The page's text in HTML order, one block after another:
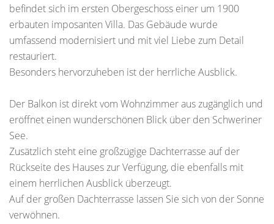
befindet sich im ersten Obergeschoss einer um 1900
erbauten imposanten Villa. Das Gebäude wurde
umfassend modernisiert und mit viel Liebe zum Detail
restauriert.
Besonders hervorzuheben ist der herrliche Ausblick.
Der Balkon ist direkt vom Wohnzimmer aus zugänglich und
eröffnet einen wunderschönen Blick über den Schweriner
See.
Zusätzlich steht eine großzügige Dachterrasse auf der
Rückseite des Hauses zur Verfügung, die ebenfalls mit
einem herrlichen Ausblick überzeugt.
Auf der großen Dachterrasse lassen Sie sich von der Sonne
verwöhnen.